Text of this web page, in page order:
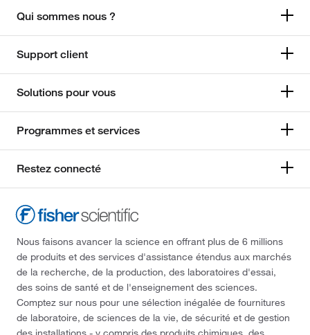
Qui sommes nous ?
Support client
Solutions pour vous
Programmes et services
Restez connecté
Nous faisons avancer la science en offrant plus de 6 millions
de produits et des services d'assistance étendus aux marchés
de la recherche, de la production, des laboratoires d'essai,
des soins de santé et de l'enseignement des sciences.
Comptez sur nous pour une sélection inégalée de fournitures
de laboratoire, de sciences de la vie, de sécurité et de gestion